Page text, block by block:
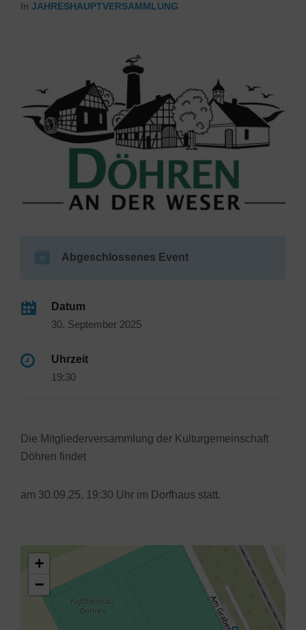
In JAHRESHAUPTVERSAMMLUNG
Abgeschlossenes Event
Datum
30. September 2025
Uhrzeit
19:30
Die Mitgliederversammlung der Kulturgemeinschaft
Döhren findet
am 30.09.25, 19:30 Uhr im Dorfhaus statt.
+
−